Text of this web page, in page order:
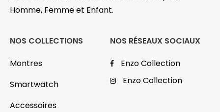
Homme, Femme et Enfant.
NOS COLLECTIONS
Montres
Smartwatch
Accessoires
NOS RÉSEAUX SOCIAUX
Enzo Collection
Enzo Collection